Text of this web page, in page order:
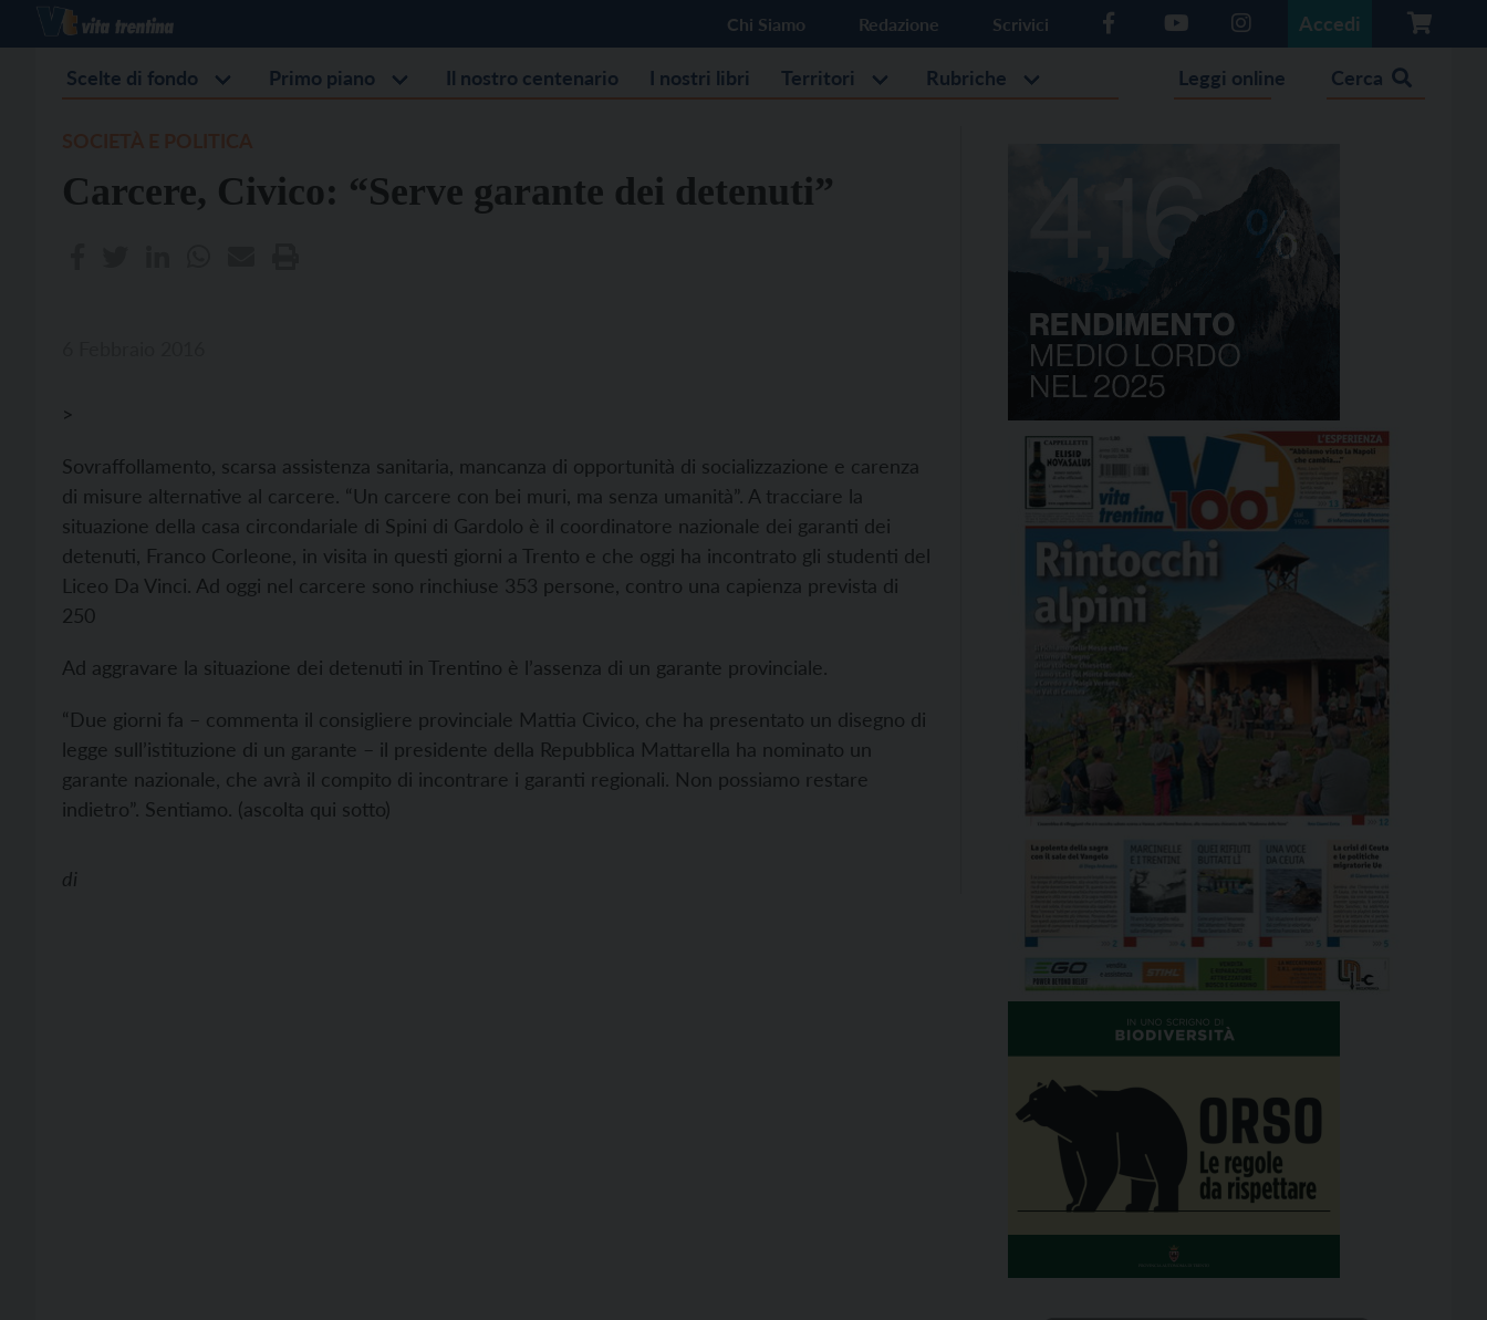
Chi Siamo Redazione Scrivici Accedi
Scelte di fondo Primo piano Il nostro centenario I nostri libri Territori Rubriche Leggi online Cerca
Carcere, Civico: “Serve garante dei detenuti”
>
Sovraffollamento, scarsa assistenza sanitaria, mancanza di opportunità di socializzazione e carenza
di misure alternative al carcere. “Un carcere con bei muri, ma senza umanità”. A tracciare la
situazione della casa circondariale di Spini di Gardolo è il coordinatore nazionale dei garanti dei
detenuti, Franco Corleone, in visita in questi giorni a Trento e che oggi ha incontrato gli studenti del
Liceo Da Vinci. Ad oggi nel carcere sono rinchiuse 353 persone, contro una capienza prevista di
250
Ad aggravare la situazione dei detenuti in Trentino è l’assenza di un garante provinciale.
“Due giorni fa – commenta il consigliere provinciale Mattia Civico, che ha presentato un disegno di
legge sull’istituzione di un garante – il presidente della Repubblica Mattarella ha nominato un
garante nazionale, che avrà il compito di incontrare i garanti regionali. Non possiamo restare
indietro”. Sentiamo. (ascolta qui sotto)
di